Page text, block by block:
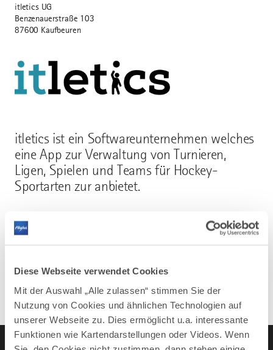
Diese Webseite verwendet Cookies
Mit der Auswahl „Alle zulassen“ stimmen Sie der
Nutzung von Cookies und ähnlichen Technologien auf
unserer Webseite zu. Dies ermöglicht u.a. interessante
Funktionen wie Kartendarstellungen oder Videos. Wenn
itletics ist ein Softwareunternehmen welches
eine App zur Verwaltung von Turnieren,
Ligen, Spielen und Teams für Hockey-
Sportarten zur anbietet.
itletics UG
Benzenauerstraße 103
87600 Kaufbeuren